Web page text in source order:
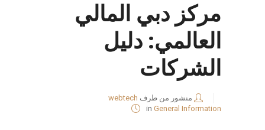
مركز دبي المالي
العالمي: دليل
الشركات
منشور من طرف webtech
in General Information